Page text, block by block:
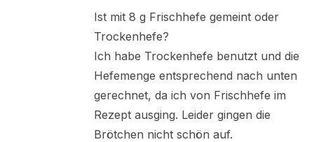
Ist mit 8 g Frischhefe gemeint oder
Trockenhefe?
Ich habe Trockenhefe benutzt und die
Hefemenge entsprechend nach unten
gerechnet, da ich von Frischhefe im
Rezept ausging. Leider gingen die
Brötchen nicht schön auf.